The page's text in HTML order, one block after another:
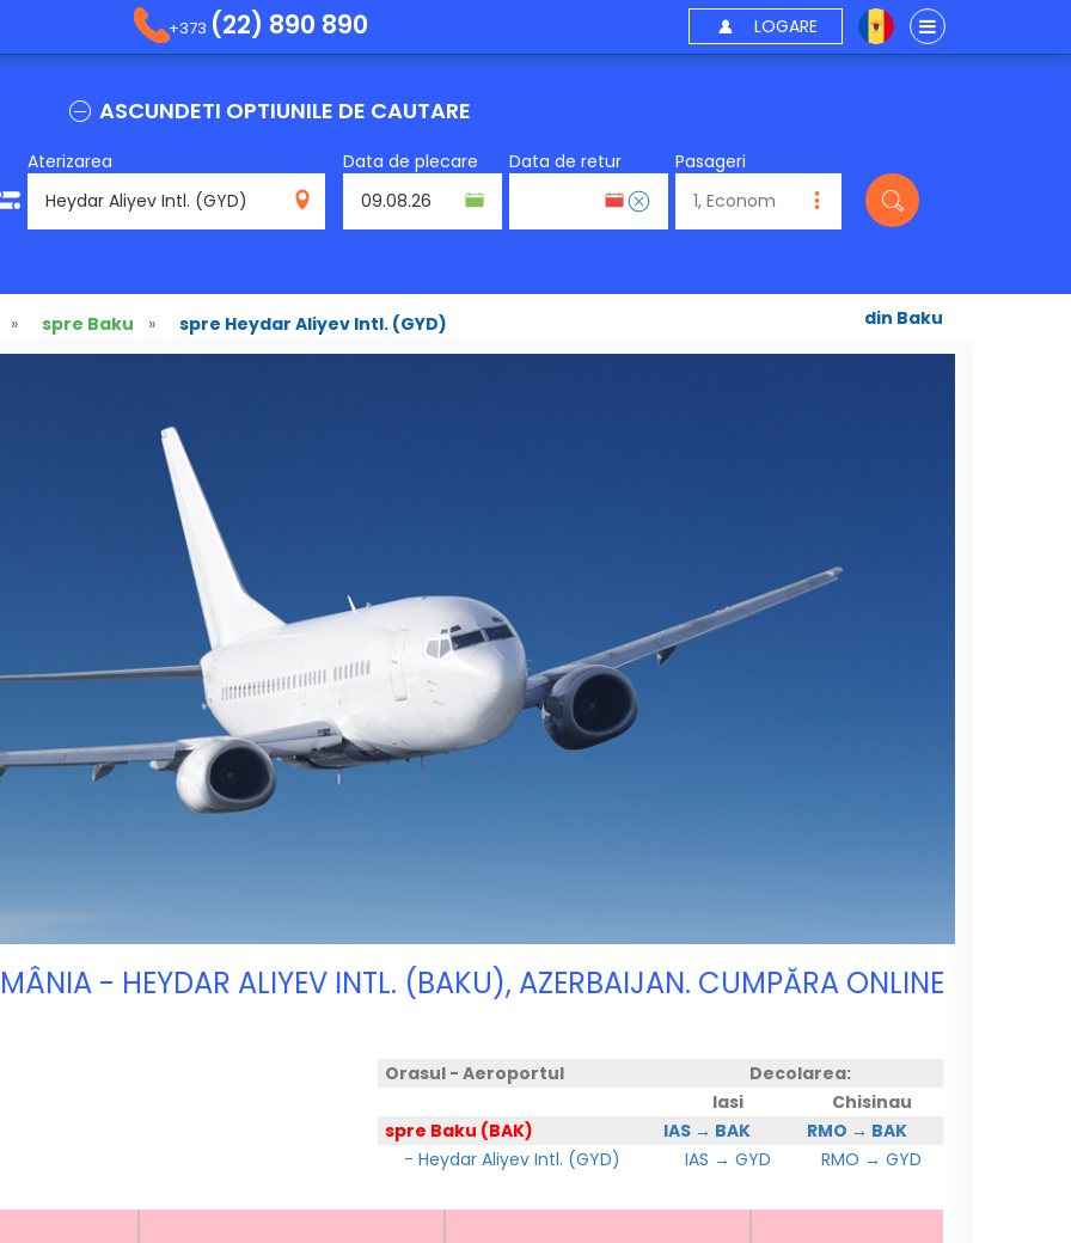
+373 (22) 890 890 LOGARE
ASCUNDETI OPTIUNILE DE CAUTARE
Aterizarea
Data de plecare Data de retur Pasageri
spre Baku » spre Heydar Aliyev Intl. (GYD) din Baku
- HEYDAR ALIYEV INTL. (BAKU), AZERBAIJAN. CUMPĂRA ONLINE
Orasul - Aeroportul
Decolarea:
Iasi
Chisinau
spre Baku (BAK)
IAS → BAK
RMO → BAK
- Heydar Aliyev Intl. (GYD)
IAS → GYD RMO → GYD